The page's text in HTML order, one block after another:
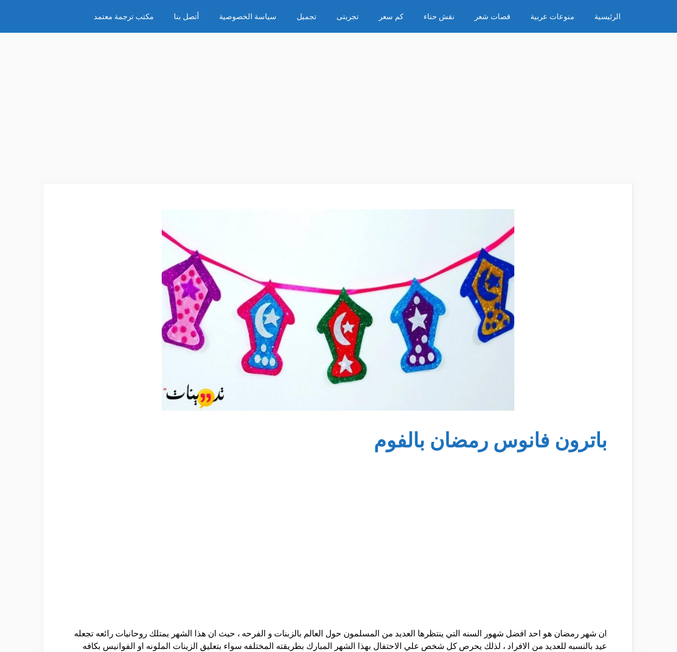
المحتوى
الرئيسية منوعات عربية قصات شعر نقش حناء كم سعر تجربتى تجميل سياسة الخصوصية أتصل بنا مكتب ترجمة معتمد
باترون فانوس رمضان بالفوم
ان شهر رمضان هو احد افضل شهور السنه التي ينتظرها العديد من المسلمون حول العالم بالزبنات و الفرحه ، حيث ان هذا الشهر يمتلك روحانيات رائعه تجعله
عيد بالنسبه للعديد من الافراد ، لذلك يحرص كل شخص علي الاحتفال بهذا الشهر المبارك بطريقته المختلفه سواء بتعليق الزينات الملونه او الفوانيس بكافه